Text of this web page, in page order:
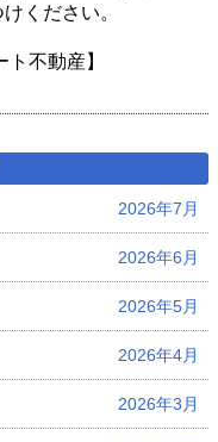
ください。
不動産】
2026年7月
2026年6月
2026年5月
2026年4月
2026年3月